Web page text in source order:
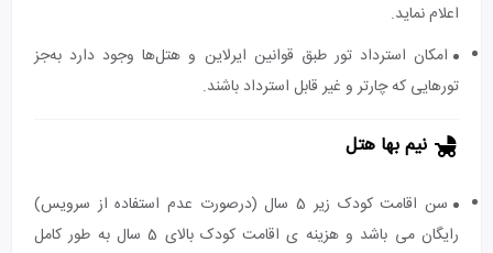
اعلام نماید.
امکان استرداد تور طبق قوانین ایرلاین و هتل‌ها وجود دارد به‌جز
تورهایی که چارتر و غیر قابل استرداد باشند.
نیم بها هتل
سن اقامت کودک زیر 5 سال (درصورت عدم استفاده از سرویس)
رایگان می باشد و هزینه ی اقامت کودک بالای 5 سال به طور کامل